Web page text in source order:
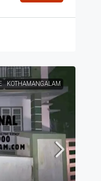
KOTHAMANGALAM